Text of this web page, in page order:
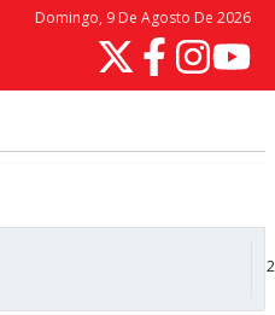
Domingo, 9 De Agosto De 2026